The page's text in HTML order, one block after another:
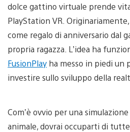
dolce gattino virtuale prende
PlayStation VR.
come regalo di anniversario dal
propria ragazza. L’idea ha
FusionPlay ha messo in piedi un
investire sullo sviluppo della
Com’è ovvio per una
animale, dovrai occuparti di